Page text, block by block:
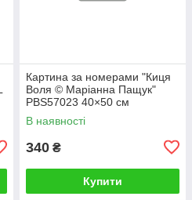
Картина за номерами "Киця
Воля © Маріанна Пащук"
PBS57023 40×50 см
В наявності
340 ₴
Купити